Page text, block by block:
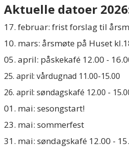
Aktuelle datoer
17. februar: frist forslag til
10. mars: årsmøte på Huset
​05. april: påskekafé 12.00 -
​25. april: vårdugnad 11.00-15.00
26. april: søndagskafé 12.00 -
01. mai: sesongstart!
23. mai: sommerfest
31. mai: søndagskafé 12.00 -